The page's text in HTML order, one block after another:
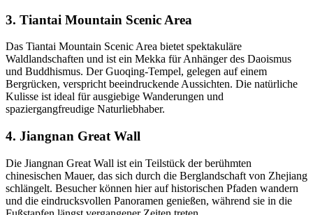
3. Tiantai Mountain Scenic Area
Das Tiantai Mountain Scenic Area bietet spektakuläre
Waldlandschaften und ist ein Mekka für Anhänger des Daoismus
und Buddhismus. Der Guoqing-Tempel, gelegen auf einem
Bergrücken, verspricht beeindruckende Aussichten. Die natürliche
Kulisse ist ideal für ausgiebige Wanderungen und
spaziergangfreudige Naturliebhaber.
4. Jiangnan Great Wall
Die Jiangnan Great Wall ist ein Teilstück der berühmten
chinesischen Mauer, das sich durch die Berglandschaft von Zhejiang
schlängelt. Besucher können hier auf historischen Pfaden wandern
und die eindrucksvollen Panoramen genießen, während sie in die